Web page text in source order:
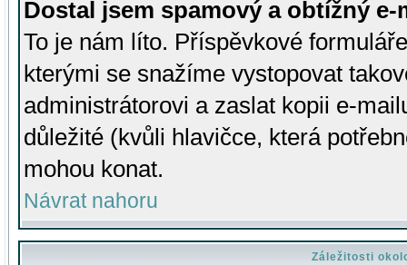
Dostal jsem spamový a obtížný
To je nám líto. Příspěvkové
kterými se snažíme vystopovat
administrátorovi a zaslat kopii e-
důležité (kvůli hlavičce, která
mohou konat.
Návrat nahoru
Záležitosti